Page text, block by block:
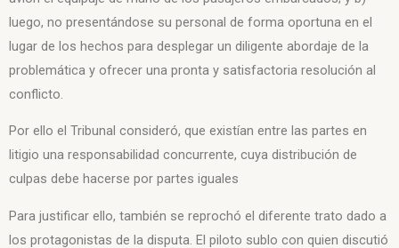
luego, no presentándose su personal de forma oportuna en el
lugar de los hechos para desplegar un diligente abordaje de la
problemática y ofrecer una pronta y satisfactoria resolución al
conflicto.
Por ello el Tribunal consideró, que existían entre las partes en
litigio una responsabilidad concurrente, cuya distribución de
culpas debe hacerse por partes iguales
Para justificar ello, también se reprochó el diferente trato dado a
los protagonistas de la disputa. El piloto sublo con quien discutió